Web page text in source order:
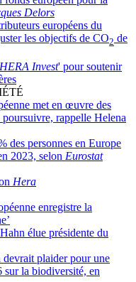
Delors
européens du
les objectifs de CO2 de
HERA Invest' pour soutenir
met en œuvre des
rappelle Helena
des personnes en Europe
2023, selon Eurostat
Hera
enregistre la
élue présidente du
devrait plaider pour une
la biodiversité, en